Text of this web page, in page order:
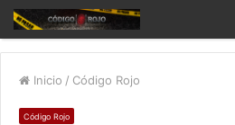
Inicio / Código Rojo
Código Rojo